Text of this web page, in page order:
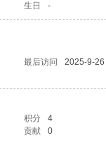
生日 -
最后访问
2025-9-
积分
4
贡献 0